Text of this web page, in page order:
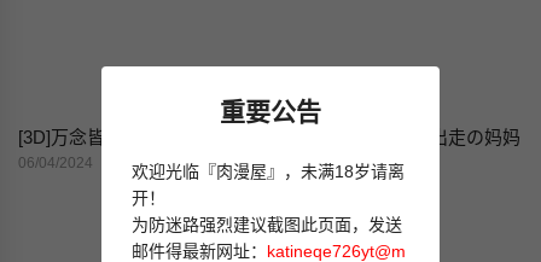
06/04/2024 06/04/2024
[3D]离家出走の妈妈
06/04/2024
重要公告
欢迎光临『肉漫屋』，未满18岁请离
开！
为防迷路强烈建议截图此页面，发送
邮件得最新网址： katineqe726yt@m